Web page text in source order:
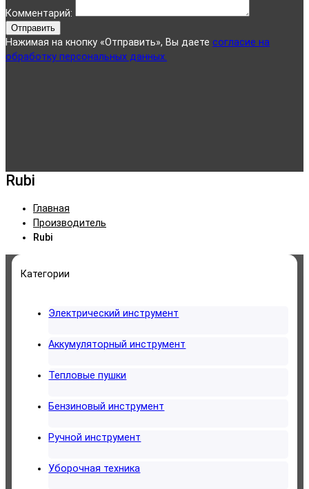
Комментарий:
Отправить
Нажимая на кнопку «Отправить», Вы даете согласие на
обработку персональных данных.
Rubi
Главная
Производитель
Rubi
Категории
Электрический инструмент
Аккумуляторный инструмент
Тепловые пушки
Бензиновый инструмент
Ручной инструмент
Уборочная техника